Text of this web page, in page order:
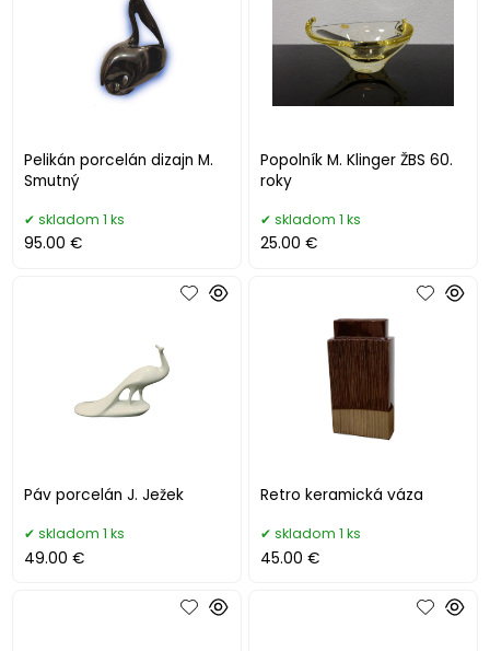
Pelikán porcelán dizajn M.
Smutný
skladom 1 ks
95.00 €
Popolník M. Klinger ŽBS 60.
roky
skladom 1 ks
25.00 €
Páv porcelán J. Ježek
skladom 1 ks
49.00 €
Retro keramická váza
skladom 1 ks
45.00 €